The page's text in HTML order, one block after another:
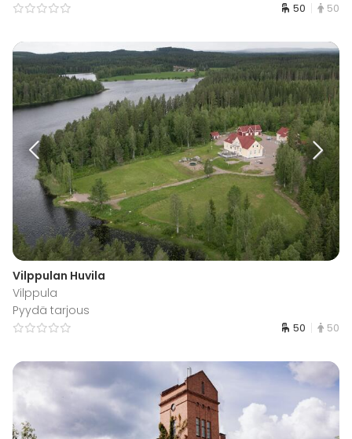
50 50
Vilppulan Huvila
Vilppula
Pyydä tarjous
50 50